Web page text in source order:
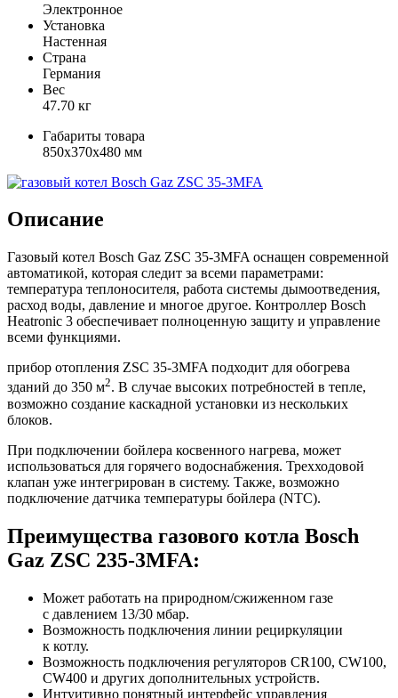
Электронное
Установка
Настенная
Страна
Германия
Вес
47.70 кг
Габариты товара
850x370x480 мм
Описание
Газовый котел Bosch Gaz ZSC 35-3MFA оснащен современной
автоматикой, которая следит за всеми параметрами:
температура теплоносителя, работа системы дымоотведения,
расход воды, давление и многое другое. Контроллер Bosch
Heatronic 3 обеспечивает полноценную защиту и управление
всеми функциями.
прибор отопления ZSC 35-3MFA подходит для обогрева
зданий до 350 м2. В случае высоких потребностей в тепле,
возможно создание каскадной установки из нескольких
блоков.
При подключении бойлера косвенного нагрева, может
использоваться для горячего водоснабжения. Трехходовой
клапан уже интегрирован в систему. Также, возможно
подключение датчика температуры бойлера (NTC).
Преимущества газового котла Bosch
Gaz ZSC 235-3MFA:
Может работать на природном/сжиженном газе
с давлением 13/30 мбар.
Возможность подключения линии рециркуляции
к котлу.
Возможность подключения регуляторов CR100, CW100,
CW400 и других дополнительных устройств.
Интуитивно понятный интерфейс управления